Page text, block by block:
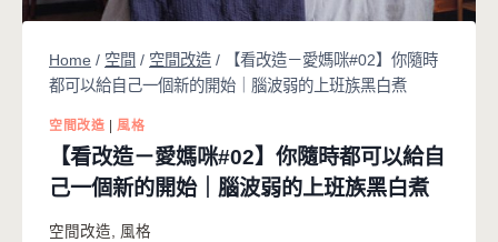
Home / 空間 / 空間改造 /
【看改造－愛媽咪#02】你隨時
都可以給自己一個新的開始｜腦波弱的上班族黑白煮
空間改造 | 風格
【看改造－愛媽咪#02】你隨時都可以給自
己一個新的開始｜腦波弱的上班族黑白煮
空間改造, 風格